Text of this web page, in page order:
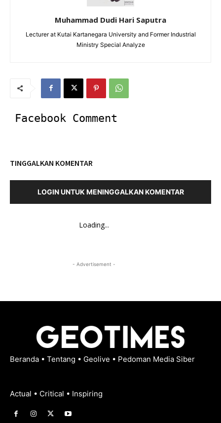
Muhammad Dudi Hari Saputra
Lecturer at Kutai Kartanegara University and Former Industrial
Ministry Special Analyze
Facebook Comment
TINGGALKAN KOMENTAR
LOGIN UNTUK MENINGGALKAN KOMENTAR
Loading...
- Advertisement -
Beranda • Tentang • Geolive • Pedoman Media Siber
Actual • Critical • Inspiring